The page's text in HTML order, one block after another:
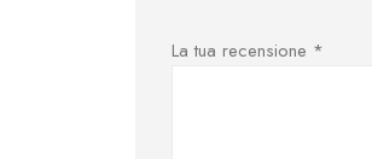
La tua recensione *